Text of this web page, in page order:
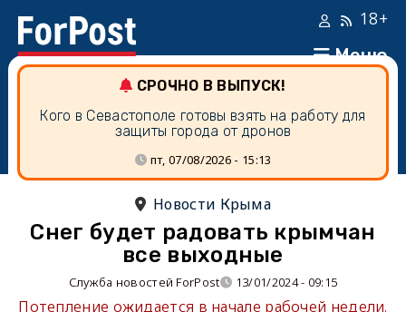
Меню
18+
СРОЧНО В ВЫПУСК!
Кого в Севастополе готовы взять на работу для
защиты города от дронов
пт, 07/08/2026 - 15:13
Новости Крыма
Снег будет радовать крымчан
все выходные
Служба новостей ForPost 13/01/2024 - 09:15
Потепление ожидается в начале рабочей недели.